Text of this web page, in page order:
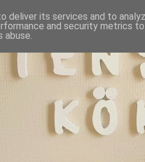
deliver its services and to
and security metrics
abuse.